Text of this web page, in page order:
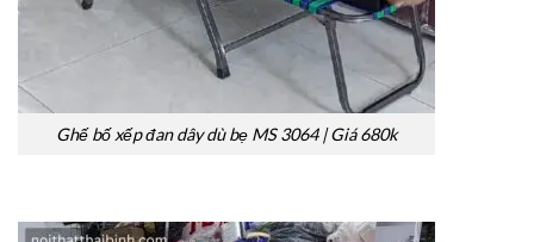
Ghế bố xếp đan dây dù bẹ MS 3064 | Giá 680k